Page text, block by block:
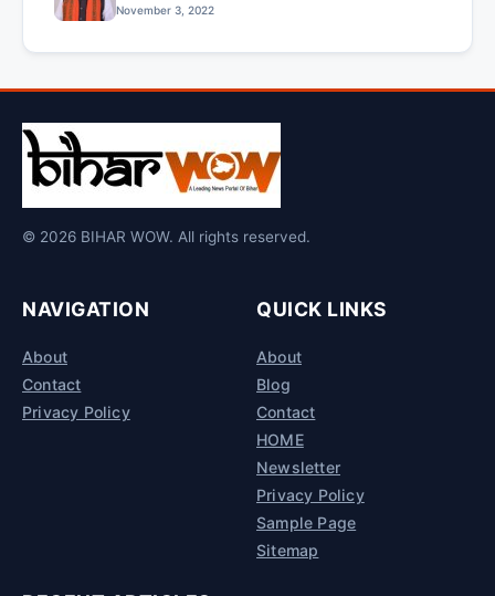
November 3, 2022
© 2026 BIHAR WOW. All rights reserved.
NAVIGATION
About
Contact
Privacy Policy
QUICK LINKS
About
Blog
Contact
HOME
Newsletter
Privacy Policy
Sample Page
Sitemap